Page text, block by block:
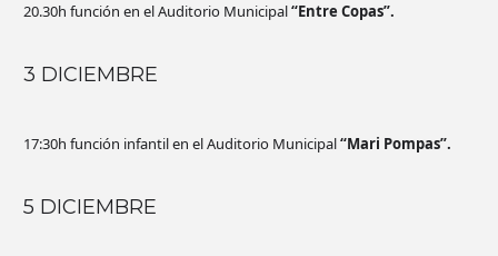
20.30h función en el Auditorio Municipal“Entre Copas”.
3 DICIEMBRE
17:30h función infantil en el Auditorio Municipal“Mari Pompas”.
5 DICIEMBRE